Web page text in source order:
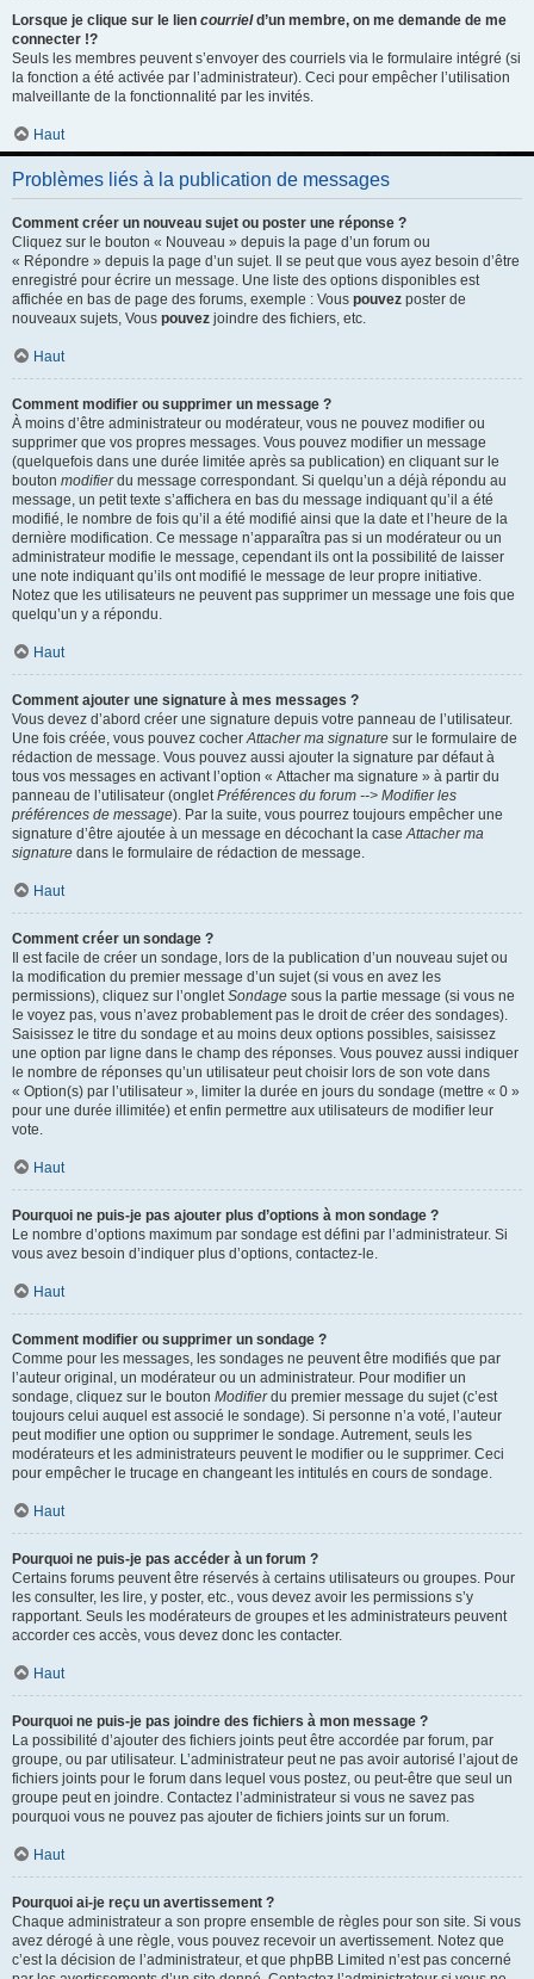
Lorsque je clique sur le lien courrield’un membre, on me demande de me
connecter !?
Seuls les membres peuvent s’envoyer des courriels via le formulaire intégré (si
la fonction a été activée par l’administrateur). Ceci pour empêcher l’utilisation
malveillante de la fonctionnalité par les invités.
Haut
Problèmes liés à la publication de messages
Comment créer un nouveau sujet ou poster une réponse ?
Cliquez sur le bouton « Nouveau » depuis la page d’un forum ou
« Répondre » depuis la page d’un sujet. Il se peut que vous ayez besoin d’être
enregistré pour écrire un message. Une liste des options disponibles est
affichée en bas de page des forums, exemple : Vous pouvez poster de
nouveaux sujets, Vous pouvez joindre des fichiers, etc.
Haut
Comment modifier ou supprimer un message ?
À moins d’être administrateur ou modérateur, vous ne pouvez modifier ou
supprimer que vos propres messages. Vous pouvez modifier un message
(quelquefois dans une durée limitée après sa publication) en cliquant sur le
bouton modifierdu message correspondant. Si quelqu’un a déjà répondu au
message, un petit texte s’affichera en bas du message indiquant qu’il a été
modifié, le nombre de fois qu’il a été modifié ainsi que la date et l’heure de la
dernière modification. Ce message n’apparaîtra pas si un modérateur ou un
administrateur modifie le message, cependant ils ont la possibilité de laisser
une note indiquant qu’ils ont modifié le message de leur propre initiative.
Notez que les utilisateurs ne peuvent pas supprimer un message une fois que
quelqu’un y a répondu.
Haut
Comment ajouter une signature à mes messages ?
Vous devez d’abord créer une signature depuis votre panneau de l’utilisateur.
Une fois créée, vous pouvez cocherAttacher ma signature sur le formulaire de
rédaction de message. Vous pouvez aussi ajouter la signature par défaut à
tous vos messages en activant l’option « Attacher ma signature » à partir du
panneau de l’utilisateur (ongletPréférences du forum --> Modifier les
préférences de message). Par la suite, vous pourrez toujours empêcher une
signature d’être ajoutée à un message en décochant la caseAttacher ma
signature dans le formulaire de rédaction de message.
Haut
Comment créer un sondage ?
Il est facile de créer un sondage, lors de la publication d’un nouveau sujet ou
la modification du premier message d’un sujet (si vous en avez les
permissions), cliquez sur l’ongletSondage sous la partie message (si vous ne
le voyez pas, vous n’avez probablement pas le droit de créer des sondages).
Saisissez le titre du sondage et au moins deux options possibles, saisissez
une option par ligne dans le champ des réponses. Vous pouvez aussi indiquer
le nombre de réponses qu’un utilisateur peut choisir lors de son vote dans
« Option(s) par l’utilisateur », limiter la durée en jours du sondage (mettre « 0 »
pour une durée illimitée) et enfin permettre aux utilisateurs de modifier leur
vote.
Haut
Pourquoi ne puis-je pas ajouter plus d’options à mon sondage ?
Le nombre d’options maximum par sondage est défini par l’administrateur. Si
vous avez besoin d’indiquer plus d’options, contactez-le.
Haut
Comment modifier ou supprimer un sondage ?
Comme pour les messages, les sondages ne peuvent être modifiés que par
l’auteur original, un modérateur ou un administrateur. Pour modifier un
sondage, cliquez sur le bouton Modifierdu premier message du sujet (c’est
toujours celui auquel est associé le sondage). Si personne n’a voté, l’auteur
peut modifier une option ou supprimer le sondage. Autrement, seuls les
modérateurs et les administrateurs peuvent le modifier ou le supprimer. Ceci
pour empêcher le trucage en changeant les intitulés en cours de sondage.
Haut
Pourquoi ne puis-je pas accéder à un forum ?
Certains forums peuvent être réservés à certains utilisateurs ou groupes. Pour
les consulter, les lire, y poster, etc., vous devez avoir les permissions s’y
rapportant. Seuls les modérateurs de groupes et les administrateurs peuvent
accorder ces accès, vous devez donc les contacter.
Haut
Pourquoi ne puis-je pas joindre des fichiers à mon message ?
La possibilité d’ajouter des fichiers joints peut être accordée par forum, par
groupe, ou par utilisateur. L’administrateur peut ne pas avoir autorisé l’ajout de
fichiers joints pour le forum dans lequel vous postez, ou peut-être que seul un
groupe peut en joindre. Contactez l’administrateur si vous ne savez pas
pourquoi vous ne pouvez pas ajouter de fichiers joints sur un forum.
Haut
Pourquoi ai-je reçu un avertissement ?
Chaque administrateur a son propre ensemble de règles pour son site. Si vous
avez dérogé à une règle, vous pouvez recevoir un avertissement. Notez que
c’est la décision de l’administrateur, et que phpBB Limited n’est pas concerné